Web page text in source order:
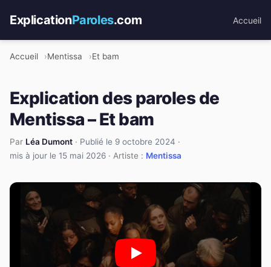
ExplicationParoles.com Accueil
Accueil Mentissa Et bam
Explication des paroles de
Mentissa – Et bam
Par Léa Dumont · Publié le 9 octobre 2024 ·
mis à jour le 15 mai 2026 · Artiste : Mentissa